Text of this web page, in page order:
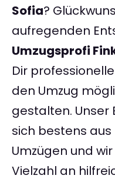
Sofia?
aufregenden
Umzugsprofi
Dir
den Umzug
gestalten.
sich bestens
Umzügen und
Vielzahl an